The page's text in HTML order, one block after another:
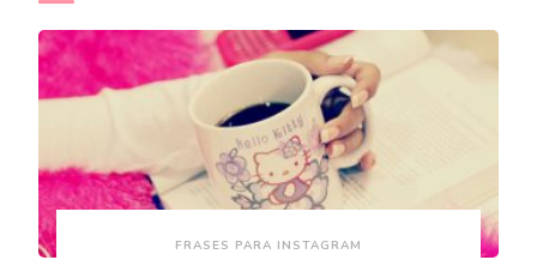
FRASES PARA INSTAGRAM